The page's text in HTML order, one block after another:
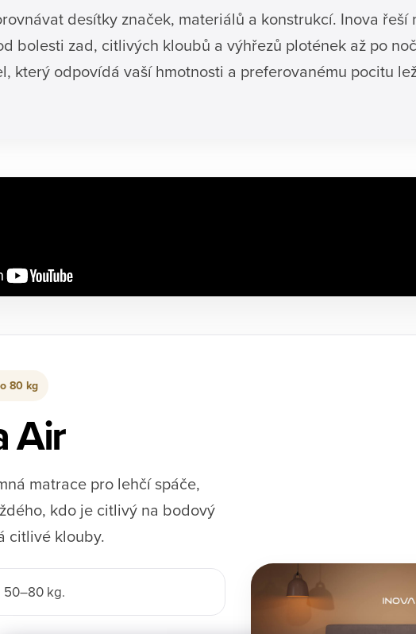
desítky značek, materiálů a konstrukcí. Inova řeší
bolesti zad, citlivých kloubů a výhřezů plotének až po
který odpovídá vaší hmotnosti a preferovanému pocitu
80 kg
Air
matrace pro lehčí spáče,
kdo je citlivý na bodový
citlivé klouby.
50–80 kg.